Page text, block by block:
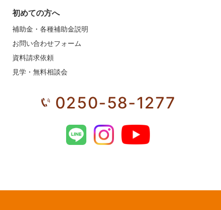
初めての方へ
補助金・各種補助金説明
お問い合わせフォーム
資料請求依頼
見学・無料相談会
0250-58-1277